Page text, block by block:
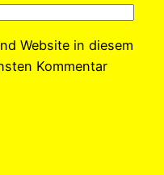
Website in diesem
Kommentar